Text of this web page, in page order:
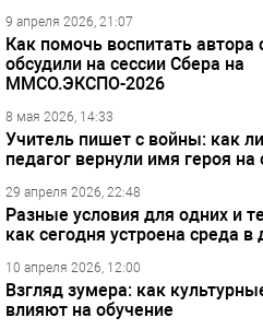
9 апреля 2026, 21:07
Как помочь воспитать автора
обсудили на сессии Сбера на
ММСО.ЭКСПО-2026
8 мая 2026, 14:33
Учитель пишет с войны: как
педагог вернули имя героя на
29 апреля 2026, 22:48
Разные условия для одних и
как сегодня устроена среда в
10 апреля 2026, 12:00
Взгляд зумера: как
влияют на обучение